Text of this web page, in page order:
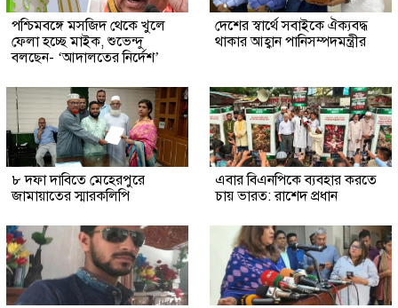
পশ্চিমবঙ্গে মসজিদ থেকে খুলে
ফেলা হচ্ছে মাইক, শুভেন্দু
বলছেন- ‘আদালতের নির্দেশ’
দেশের স্বার্থে সবাইকে ঐক্যবদ্ধ
থাকার আহ্বান পানিসম্পদমন্ত্রীর
৮ দফা দাবিতে মেহেরপুরে
জামায়াতের স্মারকলিপি
এবার বিএনপিকে ব্যবহার করতে
চায় ভারত: রাশেদ প্রধান